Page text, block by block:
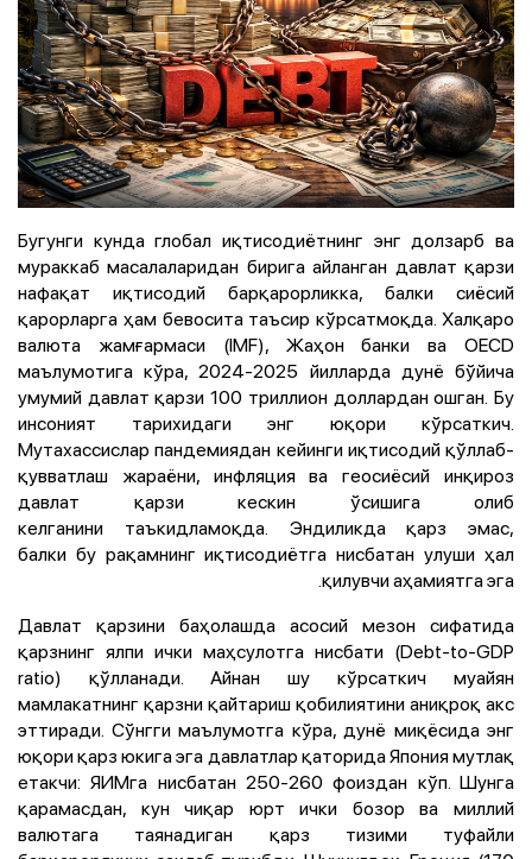
Бугунги кунда глобал иқтисодиётнинг энг долзарб ва
мураккаб масалаларидан бирига айланган давлат қарзи
нафақат иқтисодий барқарорликка, балки сиёсий
қарорларга ҳам бевосита таъсир кўрсатмоқда. Халқаро
валюта жамғармаси (IMF), Жаҳон банки ва OECD
маълумотига кўра, 2024-2025 йилларда дунё бўйича
умумий давлат қарзи 100 триллион доллардан ошган. Бу
инсоният тарихидаги энг юқори кўрсаткич.
Мутахассислар пандемиядан кейинги иқтисодий қўллаб-
қувватлаш жараёни, инфляция ва геосиёсий инқироз
давлат қарзи кескин ўсишига олиб
келганини таъкидламоқда. Эндиликда қарз эмас,
балки бу рақамнинг иқтисодиётга нисбатан улуши ҳал
қилувчи аҳамиятга эга.
Давлат қарзини баҳолашда асосий мезон сифатида
қарзнинг ялпи ички маҳсулотга нисбати (Debt-to-GDP
ratio) қўлланади. Айнан шу кўрсаткич муайян
мамлакатнинг қарзни қайтариш қобилиятини аниқроқ акс
эттиради. Сўнгги маълумотга кўра, дунё миқёсида энг
юқори қарз юкига эга давлатлар қаторида Япония мутлақ
етакчи: ЯИМга нисбатан 250-260 фоиздан кўп. Шунга
қарамасдан, кун чиқар юрт ички бозор ва миллий
валютага таянадиган қарз тизими туфайли